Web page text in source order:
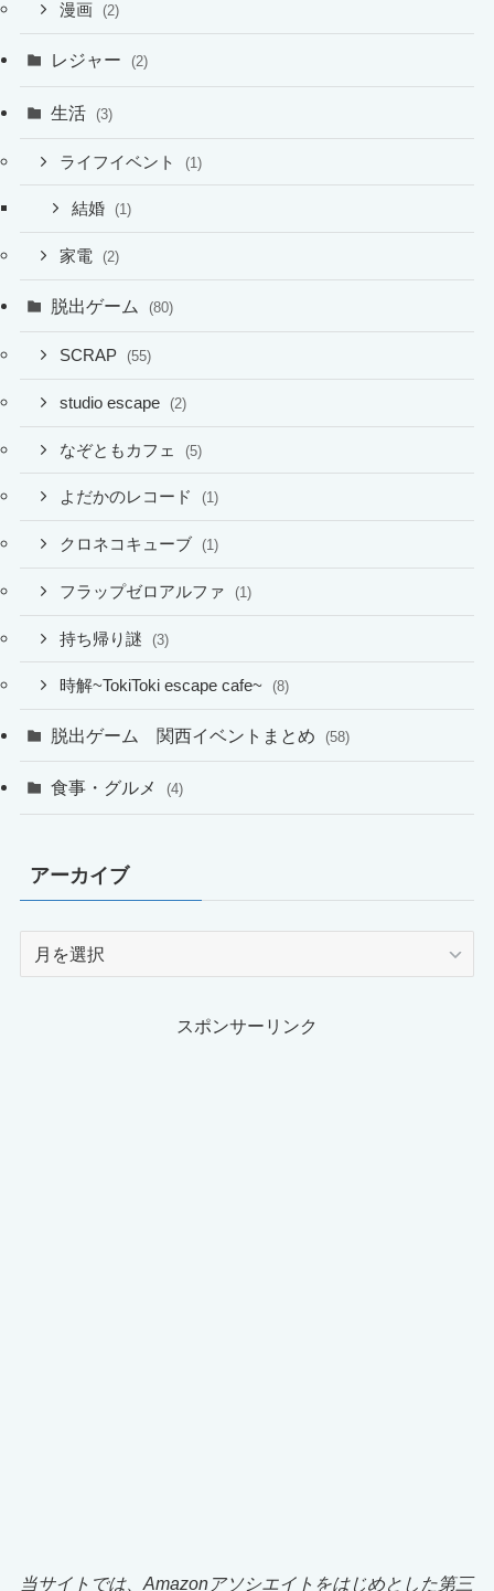
漫画 (2)
レジャー (2)
生活 (3)
ライフイベント (1)
結婚 (1)
家電 (2)
脱出ゲーム (80)
SCRAP (55)
studio escape (2)
なぞともカフェ (5)
よだかのレコード (1)
クロネコキューブ (1)
フラップゼロアルファ (1)
持ち帰り謎 (3)
時解~TokiToki escape cafe~ (8)
脱出ゲーム 関西イベントまとめ (58)
食事・グルメ (4)
アーカイブ
スポンサーリンク
当サイトでは、Amazonアソシエイトをはじめとした第三